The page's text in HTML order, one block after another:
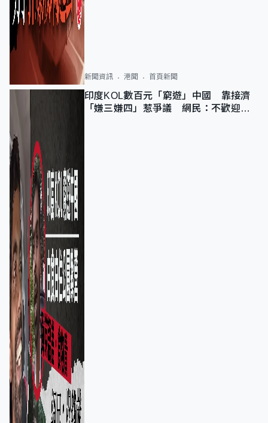
新聞資訊 港聞 首頁新聞
印度KOL數百元「窮遊」中國 靠接濟
「嫌三嫌四」惹爭議 網民：不歡迎劣